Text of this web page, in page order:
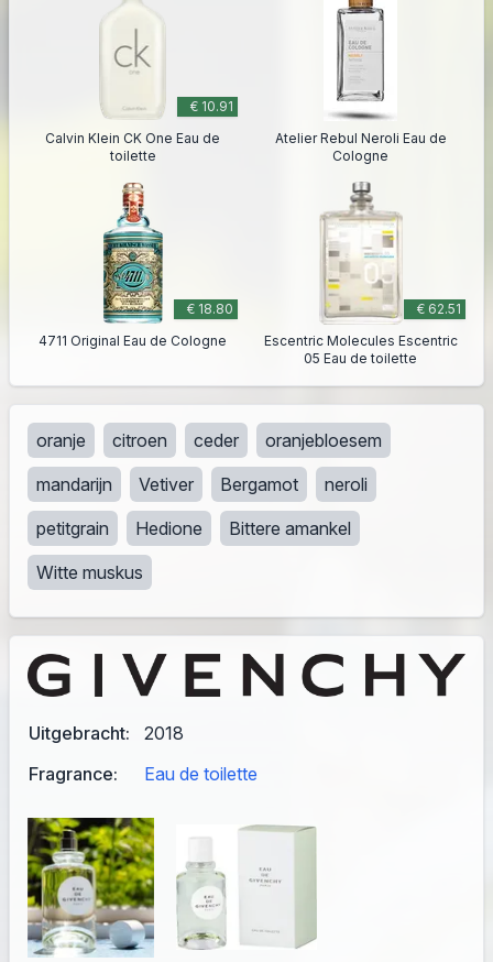
Uitgebracht:
2018
Fragrance:
Eau de toilette
€ 10.91
Calvin Klein CK One Eau de
toilette
Atelier Rebul Neroli Eau de
Cologne
€ 18.80
4711 Original Eau de Cologne
€ 62.51
Escentric Molecules Escentric
05 Eau de toilette
oranje citroen ceder
oranjebloesem
mandarijn
Vetiver Bergamot
neroli
petitgrain
Hedione
Bittere amankel
Witte muskus